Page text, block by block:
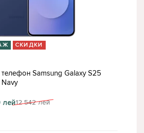
СКИДКИ
Samsung Galaxy S25
12 542 лей
лей